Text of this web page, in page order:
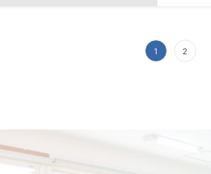
1 2